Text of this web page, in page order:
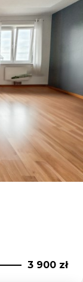
3 900 zł